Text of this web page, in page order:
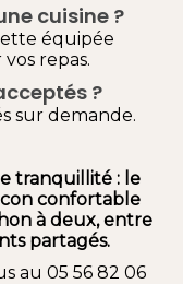
cuisine ?
équipée
repas.
?
sur demande.
tranquillité : le
confortable
à deux, entre
partagés.
au 05 56 82 06